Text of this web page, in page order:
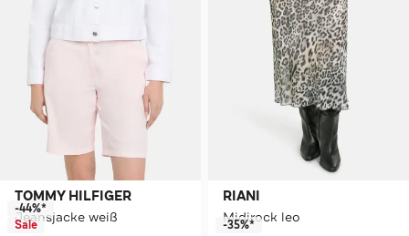
TOMMY HILFIGER
Jeansjacke weiß
-44%*
Sale
RIANI
Midirock leo
-35%*